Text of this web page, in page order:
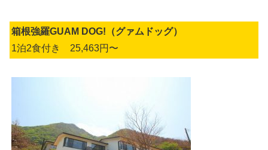
箱根強羅GUAM DOG!（グァムドッグ）
1泊2食付き 25,463円〜